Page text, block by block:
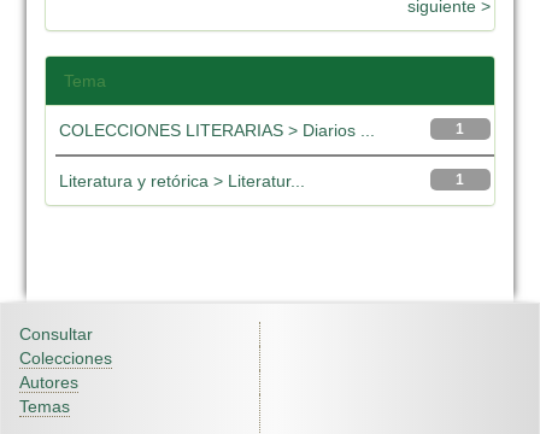
siguiente >
Tema
1
COLECCIONES LITERARIAS > Diarios ...
1
Literatura y retórica > Literatur...
Consultar
Colecciones
Autores
Temas